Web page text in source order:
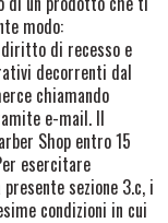
modo:
di recesso e
decorrenti dal
chiamando
e-mail. Il
Shop entro 15
esercitare
sezione 3.c, i
condizioni in cui